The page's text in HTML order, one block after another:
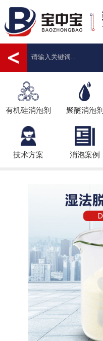
有机硅消泡剂 聚醚消泡剂
技术方案 消泡案例